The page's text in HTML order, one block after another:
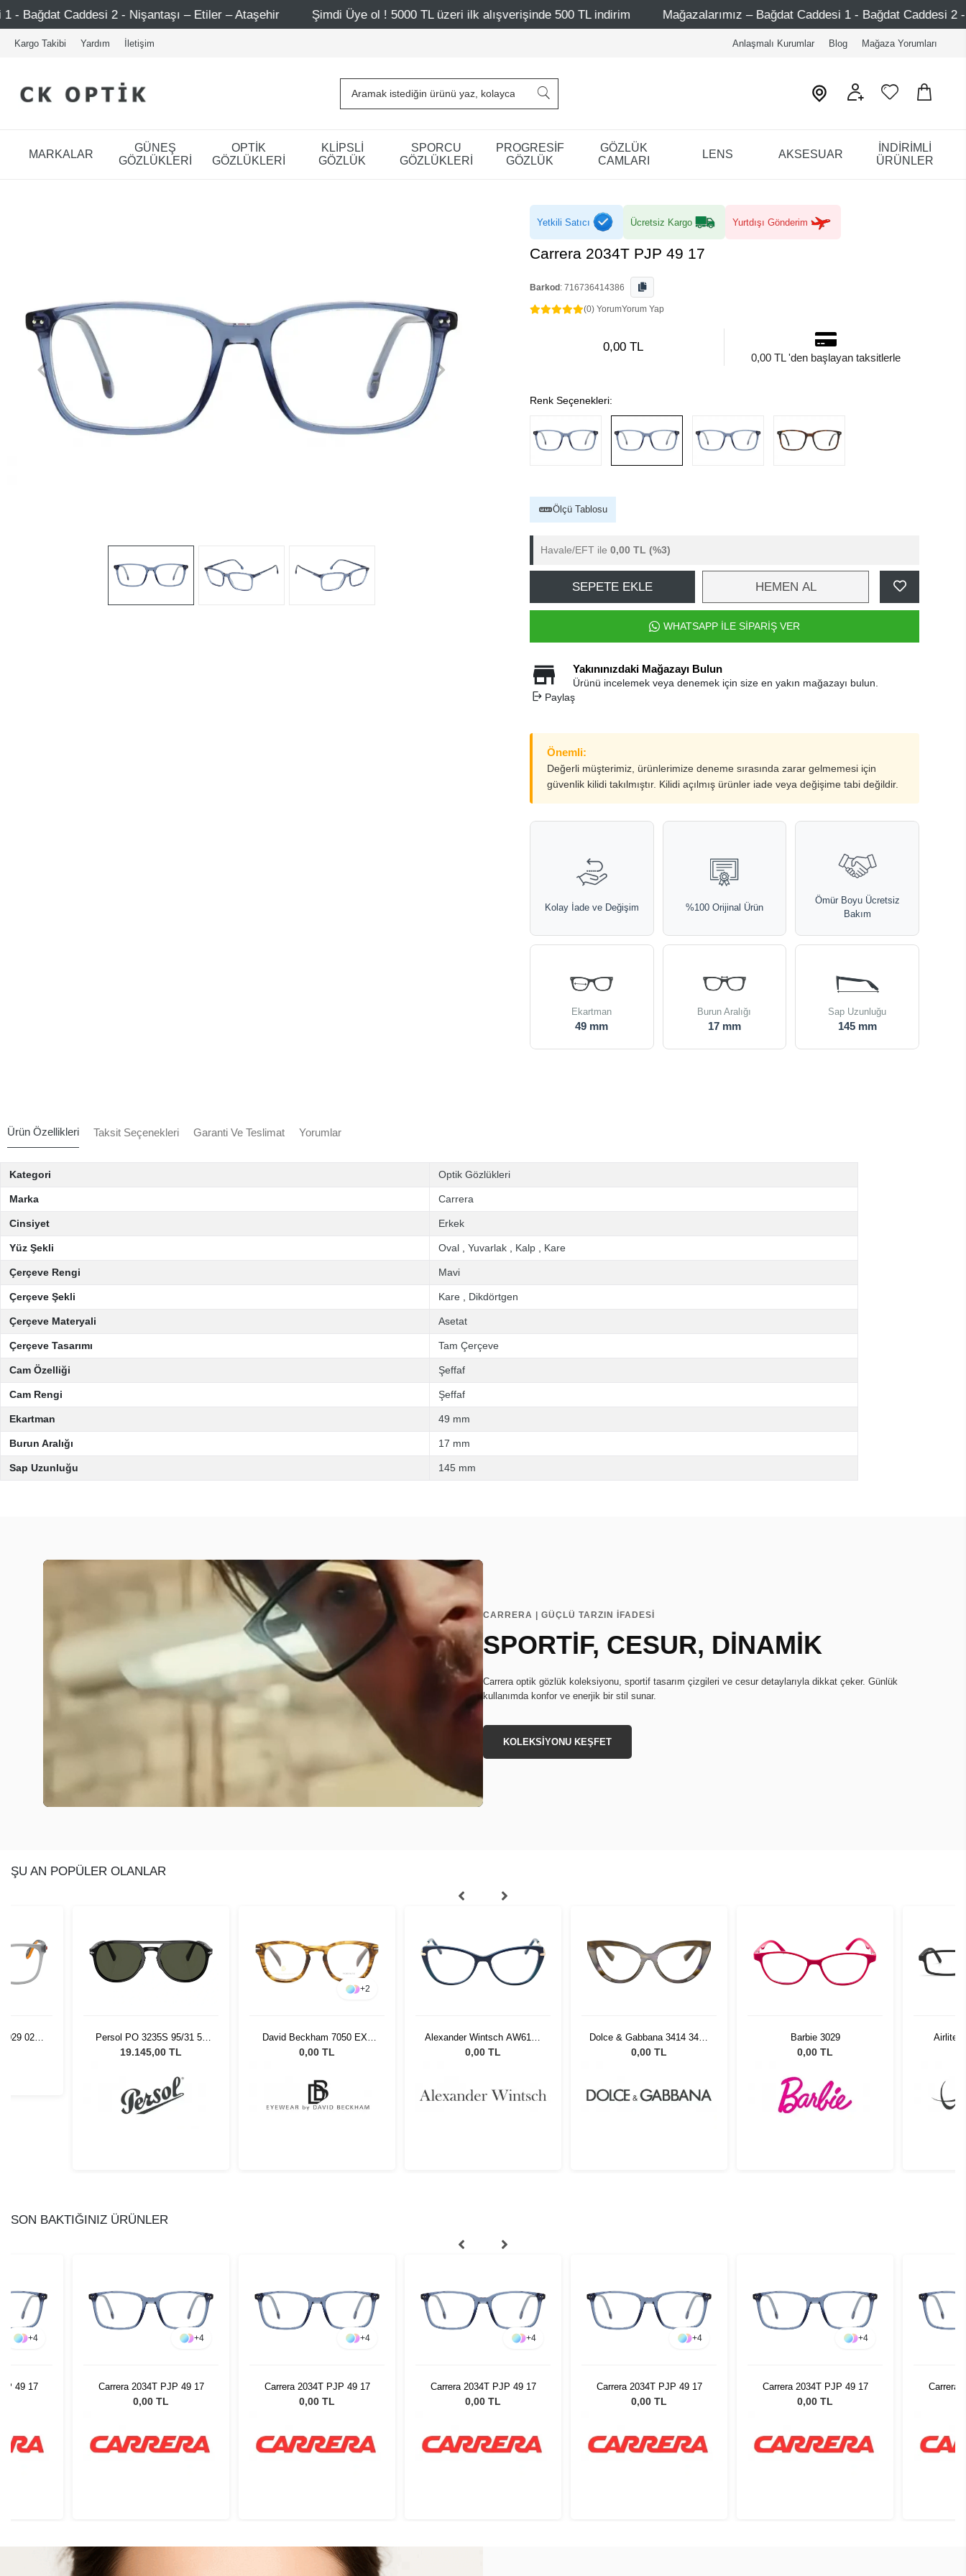
– Etiler – Ataşehir Şimdi Üye ol ! 5000 TL üzeri ilk alışverişinde 500 TL indirim Mağazalarımız – Bağdat Caddesi 1 - Bağdat Caddesi 2 - Nişantaşı – Etiler –
Kargo Takibi Yardım İletişim Anlaşmalı Kurumlar Blog Mağaza Yorumları
MARKALAR
GÜNEŞ
GÖZLÜKLERİ
OPTİK
GÖZLÜKLERİ
KLİPSLİ
GÖZLÜK
SPORCU
GÖZLÜKLERİ
PROGRESİF
GÖZLÜK
GÖZLÜK
CAMLARI
LENS AKSESUAR
İNDİRİMLİ
ÜRÜNLER
Yetkili Satıcı Ücretsiz Kargo Yurtdışı Gönderim
Carrera 2034T PJP 49 17
Barkod : 716736414386
(0) YorumYorum Yap
0,00 TL
0,00 TL 'den başlayan taksitlerle
Renk Seçenekleri:
Ölçü Tablosu
Havale/EFT ile 0,00 TL (%3)
SEPETE EKLE HEMEN AL
WHATSAPP İLE SİPARİŞ VER
Yakınınızdaki Mağazayı Bulun
Ürünü incelemek veya denemek için size en yakın mağazayı bulun.
Paylaş
Önemli:
Değerli müşterimiz, ürünlerimize deneme sırasında zarar gelmemesi için
güvenlik kilidi takılmıştır. Kilidi açılmış ürünler iade veya değişime tabi değildir.
Kolay İade ve Değişim %100 Orijinal Ürün
Ömür Boyu Ücretsiz
Bakım
Ekartman
49 mm
Burun Aralığı
17 mm
Sap Uzunluğu
145 mm
Ürün Özellikleri Taksit Seçenekleri Garanti Ve Teslimat Yorumlar
Kategori Optik Gözlükleri
Marka Carrera
Cinsiyet Erkek
Yüz Şekli Oval Yuvarlak Kalp Kare
Çerçeve Rengi Mavi
Çerçeve Şekli Kare Dikdörtgen
Çerçeve Materyali Asetat
Çerçeve Tasarımı Tam Çerçeve
Cam Özelliği Şeffaf
Cam Rengi Şeffaf
Ekartman 49 mm
Burun Aralığı 17 mm
Sap Uzunluğu 145 mm
CARRERA | GÜÇLÜ TARZIN İFADESİ
SPORTİF, CESUR, DİNAMİK
Carrera optik gözlük koleksiyonu, sportif tasarım çizgileri ve cesur detaylarıyla dikkat çeker. Günlük
kullanımda konfor ve enerjik bir stil sunar.
KOLEKSİYONU KEŞFET
ŞU AN POPÜLER OLANLAR
020
Persol PO 3235S 95/31 55
Unisex Güneş Gözlüğü
19.145,00 TL
+2
David Beckham 7050 EX4
47 22
0,00 TL
Alexander Wintsch AW6158
C3
0,00 TL
Dolce & Gabbana 3414 3447
52
0,00 TL
Barbie 3029
0,00 TL
Airlite
SON BAKTIĞINIZ ÜRÜNLER
+4
49 17
+4
Carrera 2034T PJP 49 17
0,00 TL
+4
Carrera 2034T PJP 49 17
0,00 TL
+4
Carrera 2034T PJP 49 17
0,00 TL
+4
Carrera 2034T PJP 49 17
0,00 TL
+4
Carrera 2034T PJP 49 17
0,00 TL
Carrera